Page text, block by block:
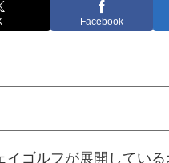
Facebook
イゴルフが展開してい